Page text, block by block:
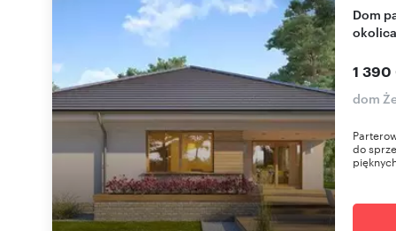
Dom parterowy 155 m² w Żelechowie (zielona
1 390
dom
do